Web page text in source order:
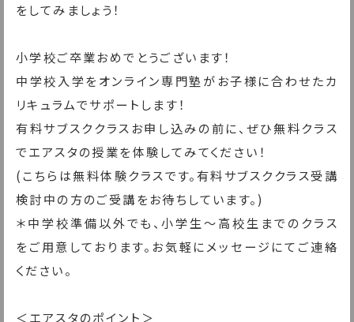
をしてみましょう！
小学校ご卒業おめでとうございます！
中学校入学をオンライン専門塾がお子様に合わせたカ
リキュラムでサポートします！
有料サブスククラスお申し込みの前に、ぜひ無料クラス
でエアスタの授業を体験してみてください！
(こちらは無料体験クラスです。有料サブスククラス受講
検討中の方のご受講をお待ちしています。)
＊中学校準備以外でも、小学生〜高校生までのクラス
をご用意しております。お気軽にメッセージにてご連絡
ください。
＜エアスタのポイント＞